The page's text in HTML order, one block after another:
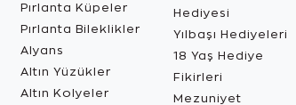
Pırlanta Küpeler
Pırlanta Bileklikler
Alyans
Altın Yüzükler
Altın Kolyeler
Hediyesi
Yılbaşı Hediyeleri
18 Yaş Hediye
Fikirleri
Mezuniyet